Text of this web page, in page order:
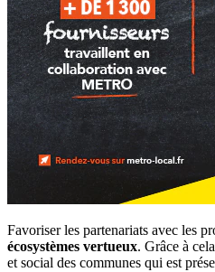
Favoriser les partenariats avec les
écosystèmes vertueux. Grâce à
et social des communes qui est